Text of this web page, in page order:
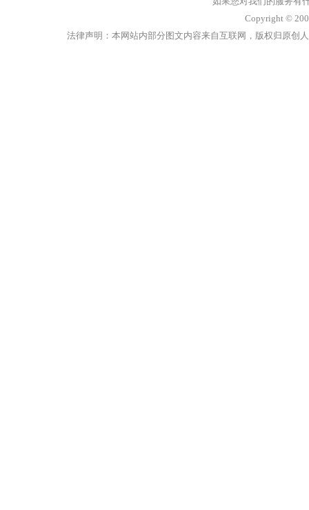
Copyright ©
法律声明：本网站内部分图文内容来自互联网，版权归原创